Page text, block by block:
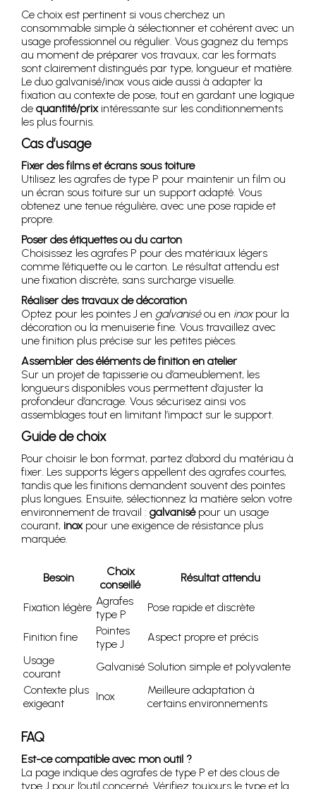
Ce choix est pertinent si vous cherchez un
consommable simple à sélectionner et cohérent avec un
usage professionnel ou régulier. Vous gagnez du temps
au moment de préparer vos travaux, car les formats
sont clairement distingués par type, longueur et matière.
Le duo galvanisé/inox vous aide aussi à adapter la
fixation au contexte de pose, tout en gardant une logique
de quantité/prixintéressante sur les conditionnements
les plus fournis.
Cas d’usage
Fixer des films et écrans sous toiture
Utilisez les agrafes de type P pour maintenir un film ou
un écran sous toiture sur un support adapté. Vous
obtenez une tenue régulière, avec une pose rapide et
propre.
Poser des étiquettes ou du carton
Choisissez les agrafes P pour des matériaux légers
comme l’étiquette ou le carton. Le résultat attendu est
une fixation discrète, sans surcharge visuelle.
Réaliser des travaux de décoration
Optez pour les pointes J en galvaniséou en inoxpour la
décoration ou la menuiserie fine. Vous travaillez avec
une finition plus précise sur les petites pièces.
Assembler des éléments de finition en atelier
Sur un projet de tapisserie ou d’ameublement, les
longueurs disponibles vous permettent d’ajuster la
profondeur d’ancrage. Vous sécurisez ainsi vos
assemblages tout en limitant l’impact sur le support.
Guide de choix
Pour choisir le bon format, partez d’abord du matériau à
fixer. Les supports légers appellent des agrafes courtes,
tandis que les finitions demandent souvent des pointes
plus longues. Ensuite, sélectionnez la matière selon votre
environnement de travail : galvanisépour un usage
courant, inoxpour une exigence de résistance plus
marquée.
Besoin
Choix
conseillé
Résultat attendu
Fixation légère Agrafes
type P
Pose rapide et discrète
Finition fine
Pointes
type J
Aspect propre et précis
Usage
courant
Galvanisé Solution simple et polyvalente
Contexte plus
exigeant
Inox
Meilleure adaptation à
certains environnements
FAQ
Est-ce compatible avec mon outil ?
La page indique des agrafes de type P et des clous de
type J pour l’outil concerné. Vérifiez toujours le type et la